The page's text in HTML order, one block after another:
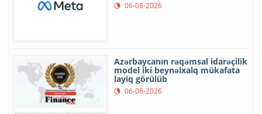
06-08-2026
Azərbaycanın rəqəmsal idarəçilik
model iki beynəlxalq mükafata
layiq görülüb
06-08-2026